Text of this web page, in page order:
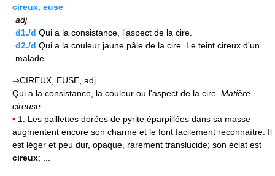
cireux, euse
adj.
d1./d Qui a la consistance, l'aspect de la cire.
d2./d Qui a la couleur jaune pâle de la cire. Le teint cireux d'un
malade.
⇒CIREUX, EUSE, adj.
Qui a la consistance, la couleur ou l'aspect de la cire. Matière
cireuse :
• 1. Les paillettes dorées de pyrite éparpillées dans sa masse
augmentent encore son charme et le font facilement reconnaître. Il
est léger et peu dur, opaque, rarement translucide; son éclat est
cireux; ...